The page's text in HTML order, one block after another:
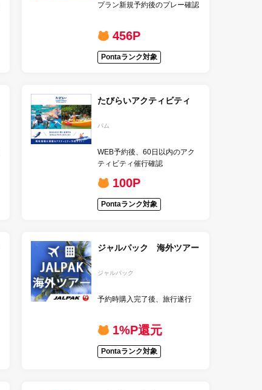
プラン新規予約後のプレー確認
456P
Pontaランク対象
たびらいアクティビティ
パム
WEB予約後、60日以内のアク
ティビティ催行確認
100P
Pontaランク対象
ジャルパック 海外ツアー
ジャルパック
予約時購入完了後、旅行遂行
1%P還元
Pontaランク対象